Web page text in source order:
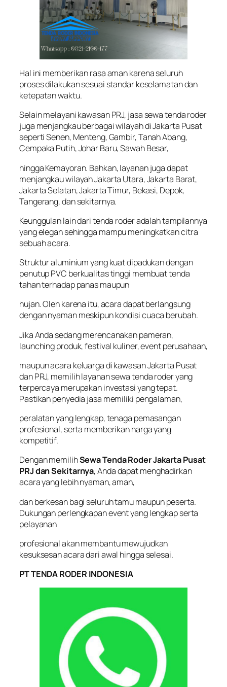
Hal ini memberikan rasa aman karena seluruh
proses dilakukan sesuai standar keselamatan dan
ketepatan waktu.
Selain melayani kawasan PRJ, jasa sewa tenda roder
juga menjangkau berbagai wilayah di Jakarta Pusat
seperti Senen, Menteng, Gambir, Tanah Abang,
Cempaka Putih, Johar Baru, Sawah Besar,
hingga Kemayoran. Bahkan, layanan juga dapat
menjangkau wilayah Jakarta Utara, Jakarta Barat,
Jakarta Selatan, Jakarta Timur, Bekasi, Depok,
Tangerang, dan sekitarnya.
Keunggulan lain dari tenda roder adalah tampilannya
yang elegan sehingga mampu meningkatkan citra
sebuah acara.
Struktur aluminium yang kuat dipadukan dengan
penutup PVC berkualitas tinggi membuat tenda
tahan terhadap panas maupun
hujan. Oleh karena itu, acara dapat berlangsung
dengan nyaman meskipun kondisi cuaca berubah.
Jika Anda sedang merencanakan pameran,
launching produk, festival kuliner, event perusahaan,
maupun acara keluarga di kawasan Jakarta Pusat
dan PRJ, memilih layanan sewa tenda roder yang
terpercaya merupakan investasi yang tepat.
Pastikan penyedia jasa memiliki pengalaman,
peralatan yang lengkap, tenaga pemasangan
profesional, serta memberikan harga yang
kompetitif.
Dengan memilihSewa Tenda Roder Jakarta Pusat
PRJ dan Sekitarnya, Anda dapat menghadirkan
acara yang lebih nyaman, aman,
dan berkesan bagi seluruh tamu maupun peserta.
Dukungan perlengkapan event yang lengkap serta
pelayanan
profesional akan membantu mewujudkan
kesuksesan acara dari awal hingga selesai.
PT TENDA RODER INDONESIA